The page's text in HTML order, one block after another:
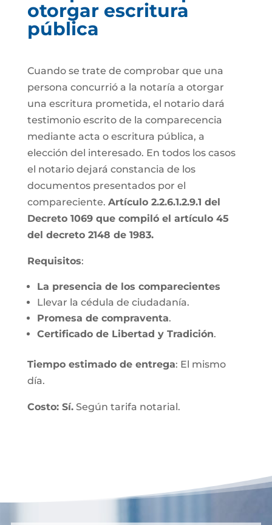
otorgar escritura
pública
Cuando se trate de comprobar que una
persona concurrió a la notaría a otorgar
una escritura prometida, el notario dará
testimonio escrito de la comparecencia
mediante acta o escritura pública, a
elección del interesado. En todos los casos
el notario dejará constancia de los
documentos presentados por el
compareciente. Artículo 2.2.6.1.2.9.1 del
Decreto 1069 que compiló el artículo 45
del decreto 2148 de 1983.
Requisitos:
La presencia de los comparecientes
Llevar la cédula de ciudadanía.
Promesa de compraventa.
Certificado de Libertad y Tradición.
Tiempo estimado de entrega: El mismo
día.
Costo: Sí.Según tarifa notarial.